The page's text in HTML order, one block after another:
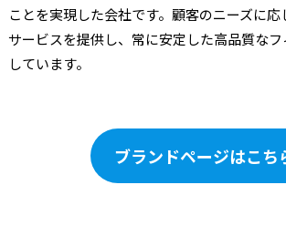
ことを実現した会社です。顧客のニーズに
サービスを提供し、常に安定した高品質な
しています。
ブランドページはこち